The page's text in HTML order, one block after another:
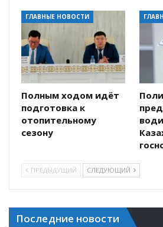
ГЛАВНЫЕ НОВОСТИ
Полным ходом идёт
подготовка к
отопительному
сезону
ПРЕДЫДУЩИЙ СЛЕДУЮЩИЙ
Последние новости